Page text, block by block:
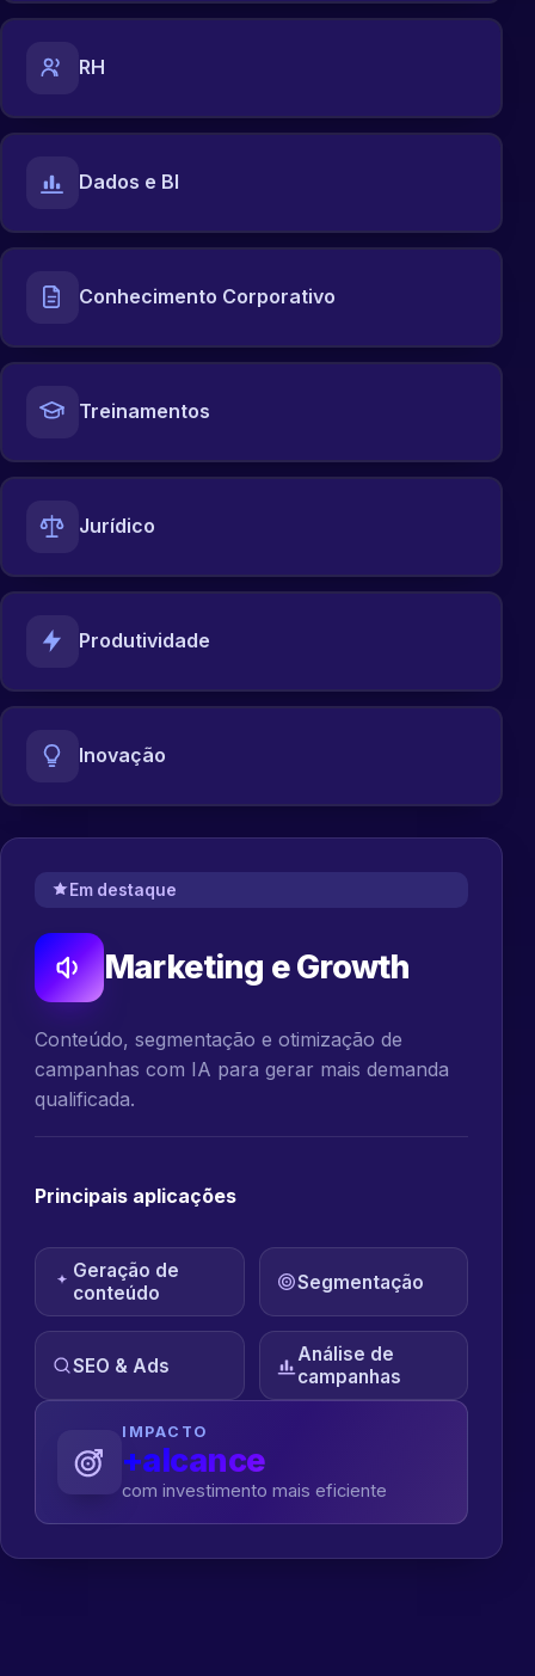
RH
Dados e BI
Conhecimento Corporativo
Treinamentos
Jurídico
Produtividade
Inovação
Em destaque
Marketing e Growth
Conteúdo, segmentação e otimização de
campanhas com IA para gerar mais demanda
qualificada.
Principais aplicações
Geração de
conteúdo
Segmentação
SEO & Ads
Análise de
campanhas
IMPACTO
+alcance
com investimento mais eficiente